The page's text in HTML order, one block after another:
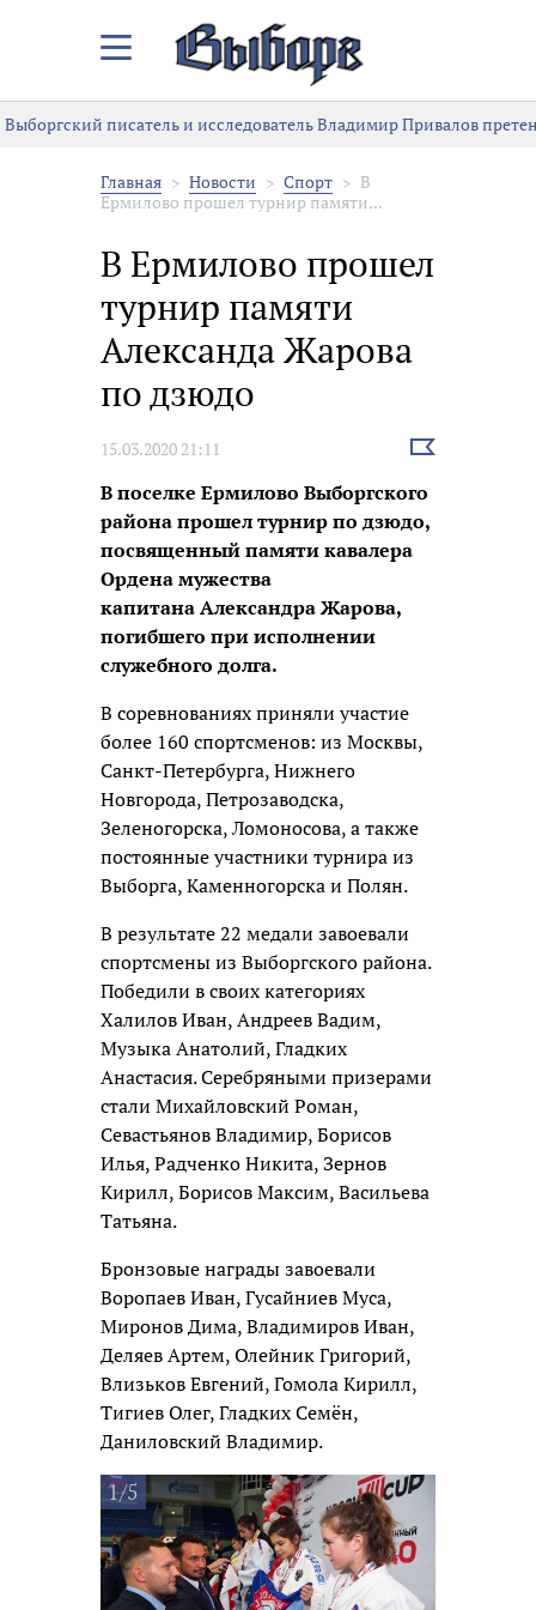
Закрыть/
меню
Выборгский писатель и исследователь Владимир Привалов
Главная Новости Спорт
В
Ермилово прошел турнир памяти...
В Ермилово прошел
турнир памяти
Александа Жарова
по дзюдо
15.03.2020 21:11
Выбрать
В поселке Ермилово Выборгского
района прошел турнир по дзюдо,
посвященный памяти кавалера
Ордена мужества
капитана Александра Жарова,
погибшего при исполнении
служебного долга.
В соревнованиях приняли участие
более 160 спортсменов: из Москвы,
Санкт-Петербурга, Нижнего
Новгорода, Петрозаводска,
Зеленогорска, Ломоносова, а также
постоянные участники турнира из
Выборга, Каменногорска и Полян.
В результате 22 медали завоевали
спортсмены из Выборгского района.
Победили в своих категориях
Халилов Иван, Андреев Вадим,
Музыка Анатолий, Гладких
Анастасия. Серебряными призерами
стали Михайловский Роман,
Севастьянов Владимир, Борисов
Илья, Радченко Никита, Зернов
Кирилл, Борисов Максим, Васильева
Татьяна.
Бронзовые награды завоевали
Воропаев Иван, Гусайниев Муса,
Миронов Дима, Владимиров Иван,
Деляев Артем, Олейник Григорий,
Влизьков Евгений, Гомола Кирилл,
Тигиев Олег, Гладких Семён,
Даниловский Владимир.
1/5